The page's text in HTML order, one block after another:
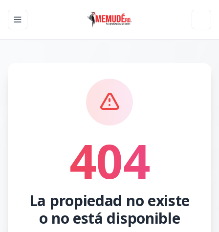
Toggle navigation menu
404
La propiedad no existe
o no está disponible